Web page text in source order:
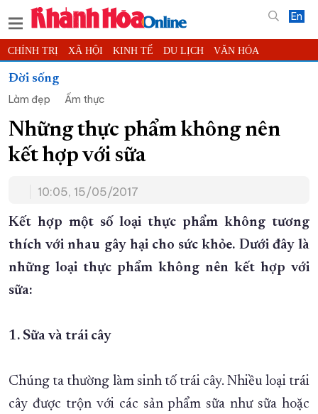
En
CHÍNH TRỊ XÃ HỘI KINH TẾ DU LỊCH VĂN HÓA
THỂ THAO
KHOA HỌC - CÔNG NGHỆ
THẾ GIỚI MULTIMEDIA VIDEO ĐỌC BÁO ONLINE
PODCAST THÔNG TIN - QUẢNG CÁO
TRƯỜNG SA BIỂN ĐẢO QUÊ HƯƠNG
CHUNG TAY CẢI CÁCH HÀNH CHÍNH
XÂY DỰNG NÔNG THÔN MỚI LỊCH CẮT ĐIỆN
TÀU - XE - MÁY BAY
KỶ NIỆM 370 NĂM XÂY DỰNG VÀ PHÁT TRIỂN TỈNH KHÁNH HÒA
XÂY DỰNG KHÁNH HÒA TRỞ THÀNH THÀNH PHỐ TRỰC THUỘC
Đời sống
Làm đẹp
Ẩm thực
Những thực phẩm không nên
kết hợp với sữa
10:05, 15/05/2017
Kết hợp một số loại thực phẩm không tương
thích với nhau gây hại cho sức khỏe. Dưới đây là
những loại thực phẩm không nên kết hợp với
sữa:
1. Sữa và trái cây
Chúng ta thường làm sinh tố trái cây. Nhiều loại trái
cây được trộn với các sản phẩm sữa như sữa hoặc